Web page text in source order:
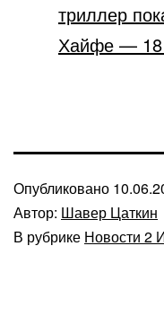
триллер
Хайфе — 18
Опубликовано
Автор: Шавер Цаткин
В рубрике Новости 2